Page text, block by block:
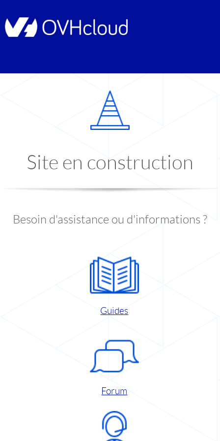
Site en construction
Besoin d'assistance ou d'informations ?
Guides
Forum